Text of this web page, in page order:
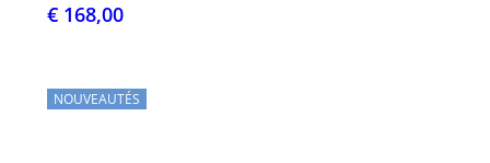
€ 168,00
NOUVEAUTÉS